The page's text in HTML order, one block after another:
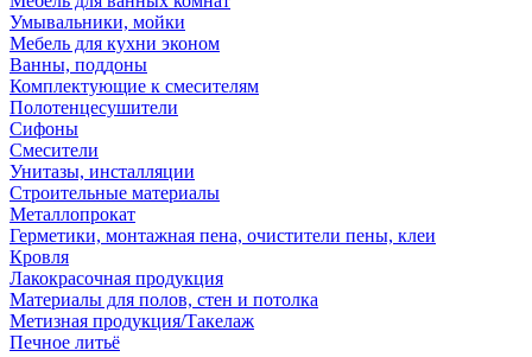
Умывальники, мойки
Мебель для кухни эконом
Ванны, поддоны
Комплектующие к смесителям
Полотенцесушители
Сифоны
Смесители
Унитазы, инсталляции
Строительные материалы
Металлопрокат
Герметики, монтажная пена, очистители пены, клеи
Кровля
Лакокрасочная продукция
Материалы для полов, стен и потолка
Метизная продукция/Такелаж
Печное литьё